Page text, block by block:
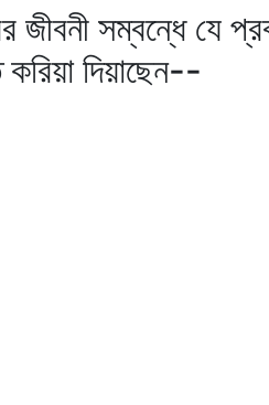
জীবনী সম্বন্ধে যে
দিয়াছেন--